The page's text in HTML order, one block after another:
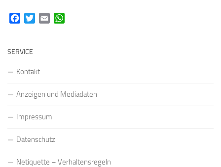
FacebookTwitterEmail
SERVICE
Kontakt
Anzeigen und Mediadaten
Impressum
Datenschutz
Netiquette – Verhaltensregeln